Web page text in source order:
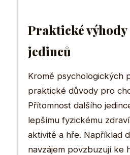
Praktické výhody
jedinců
Kromě psychologických
praktické důvody pro
Přítomnost dalšího
lepšímu fyzickému
aktivitě a hře. Například
navzájem povzbuzují ke